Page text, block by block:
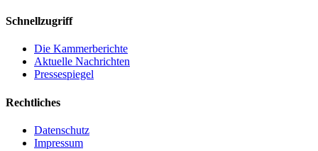
Schnellzugriff
Die Kammerberichte
Aktuelle Nachrichten
Pressespiegel
Rechtliches
Datenschutz
Impressum